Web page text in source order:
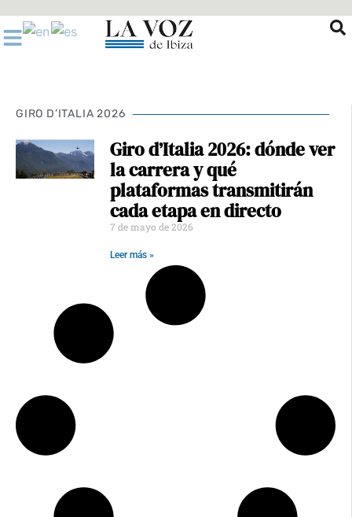
al
contenido
GIRO D’ITALIA 2026
Giro d’Italia 2026: dónde ver
la carrera y qué
plataformas transmitirán
cada etapa en directo
7 de mayo de 2026
Leer más »